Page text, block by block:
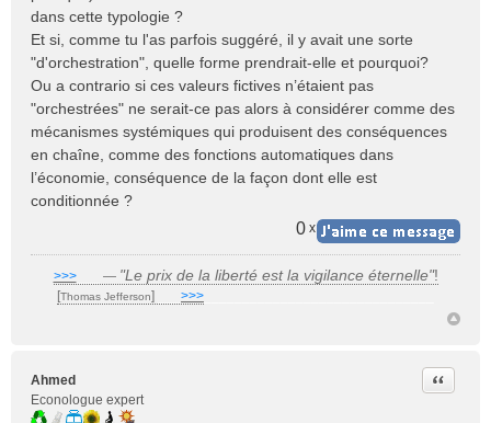
dans cette typologie ?
Et si, comme tu l'as parfois suggéré, il y avait une sorte
"d'orchestration", quelle forme prendrait-elle et pourquoi?
Ou a contrario si ces valeurs fictives n’étaient pas
"orchestrées" ne serait-ce pas alors à considérer comme des
mécanismes systémiques qui produisent des conséquences
en chaîne, comme des fonctions automatiques dans
l’économie, conséquence de la façon dont elle est
conditionnée ?
0 x
>>>___ — "Le prix de la liberté est la vigilance éternelle"!
[Thomas Jefferson] >>>
Ahmed
Econologue expert
Citer